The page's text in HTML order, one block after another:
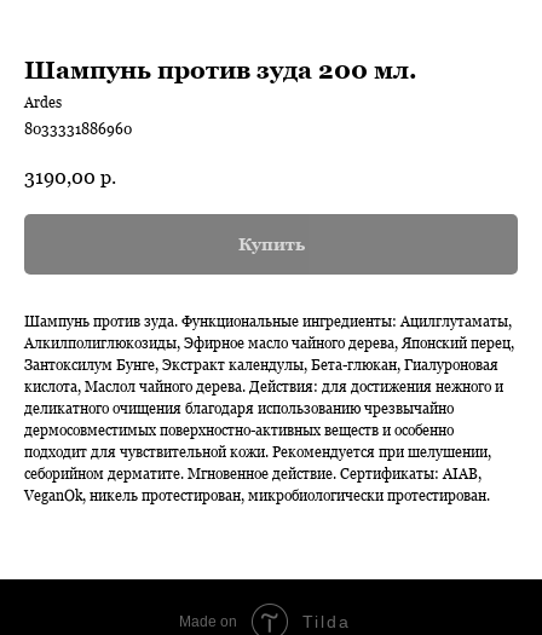
Шампунь против зуда 200 мл.
Ardes
8033331886960
3190,00 р.
Купить
Шампунь против зуда. Функциональные ингредиенты: Ацилглутаматы,
Алкилполиглюкозиды, Эфирное масло чайного дерева, Японский перец,
Зантоксилум Бунге, Экстракт календулы, Бета-глюкан, Гиалуроновая
кислота, Маслол чайного дерева. Действия: для достижения нежного и
деликатного очищения благодаря использованию чрезвычайно
дермосовместимых поверхностно-активных веществ и особенно
подходит для чувствительной кожи. Рекомендуется при шелушении,
себорийном дерматите. Мгновенное действие. Сертификаты: AIAB,
VeganOk, никель протестирован, микробиологически протестирован.
Made on Tilda